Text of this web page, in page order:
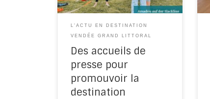
L'ACTU EN DESTINATION
VENDÉE GRAND LITTORAL
Des accueils de
presse pour
promouvoir la
destination